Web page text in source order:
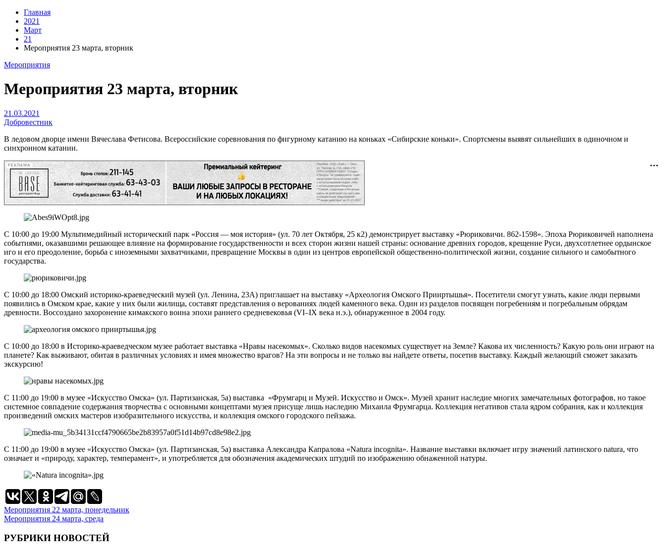
Главная
2021
Март
21
Мероприятия 23 марта, вторник
Мероприятия
Мероприятия 23 марта, вторник
21.03.2021
Добровестник
В ледовом дворце имени Вячеслава Фетисова. Всероссийские соревнования по фигурному катанию на коньках «Сибирские коньки». Спортсмены выявят сильнейших в одиночном и
синхронном катании.
РЕКЛАМА
С 10:00 до 19:00 Мультимедийный исторический парк «Россия — моя история» (ул. 70 лет Октября, 25 к2) демонстрирует выставку «Рюриковичи. 862-1598». Эпоха Рюриковичей наполнена
событиями, оказавшими решающее влияние на формирование государственности и всех сторон жизни нашей страны: основание древних городов, крещение Руси, двухсотлетнее ордынское
иго и его преодоление, борьба с иноземными захватчиками, превращение Москвы в один из центров европейской общественно-политической жизни, создание сильного и самобытного
государства.
С 10:00 до 18:00 Омский историко-краеведческий музей (ул. Ленина, 23А) приглашает на выставку «Археология Омского Прииртышья». Посетители смогут узнать, какие люди первыми
появились в Омском крае, какие у них были жилища, составят представления о верованиях людей каменного века. Один из разделов посвящен погребениям и погребальным обрядам
древности. Воссоздано захоронение кимакского воина эпохи раннего средневековья (VI–IX века н.э.), обнаруженное в 2004 году.
С 10:00 до 18:00 в Историко-краеведческом музее работает выставка «Нравы насекомых». Сколько видов насекомых существует на Земле? Какова их численность? Какую роль они играют на
планете? Как выживают, обитая в различных условиях и имея множество врагов? На эти вопросы и не только вы найдете ответы, посетив выставку. Каждый желающий сможет заказать
экскурсию!
С 11:00 до 19:00 в музее «Искусство Омска» (ул. Партизанская, 5а) выставка «Фрумгарц и Музей. Искусство и Омск». Музей хранит наследие многих замечательных фотографов, но такое
системное совпадение содержания творчества с основными концептами музея присуще лишь наследию Михаила Фрумгарца. Коллекция негативов стала ядром собрания, как и коллекция
произведений омских мастеров изобразительного искусства, и коллекция омского городского пейзажа.
С 11:00 до 19:00 в музее «Искусство Омска» (ул. Партизанская, 5а) выставка Александра Капралова «Natura incognita». Название выставки включает игру значений латинского natura, что
означает и «природу, характер, темперамент», и употребляется для обозначения академических штудий по изображению обнаженной натуры.
Навигация
по
записям
Мероприятия 22 марта, понедельник
Мероприятия 24 марта, среда
РУБРИКИ НОВОСТЕЙ